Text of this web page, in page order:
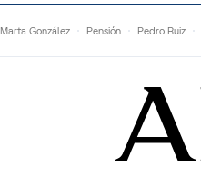
Marta González Pensión Pedro Ruiz